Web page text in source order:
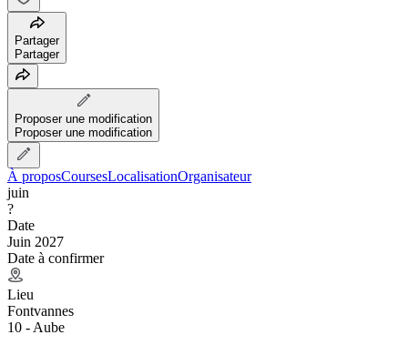
Partager
Partager
Proposer une modification
Proposer une modification
À proposCoursesLocalisationOrganisateur
juin
?
Date
Juin 2027
Date à confirmer
Lieu
Fontvannes
10 - Aube